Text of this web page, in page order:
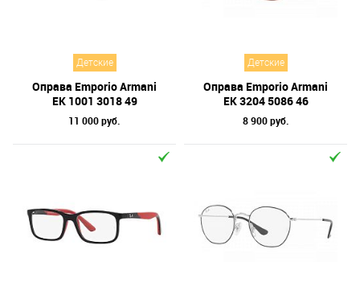
Детские
Оправа Emporio Armani
EK 1001 3018 49
11 000 руб.
Детские
Оправа Emporio Armani
EK 3204 5086 46
8 900 руб.